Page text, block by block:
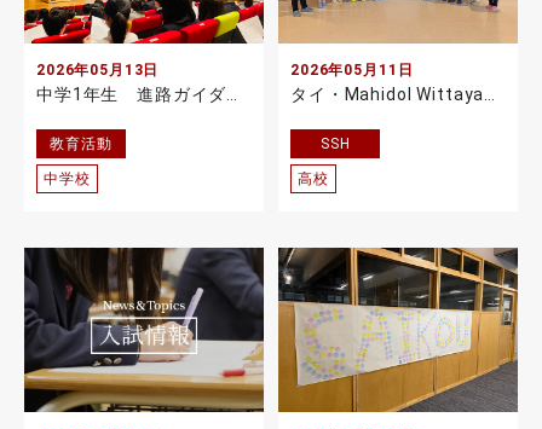
2026年05月13日
教育活動
中学校
2026年05月11日
SSH
高校